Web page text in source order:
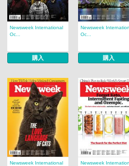
Newsweek International
Oc...
購入
Newsweek
Oc...
購入
Newsweek International
Newsweek